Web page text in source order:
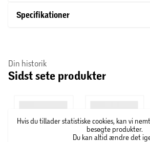
at bringe foråret til liv gennem farver.
Specifikationer
Din historik
Sidst sete produkter
Hvis du tillader statistiske cookies, kan vi
besøgte produkter.
Du kan altid ændre det